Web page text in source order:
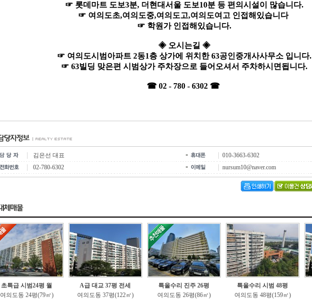
☞ 롯데마트 도보3분, 더현대서울 도보10분 등 편의시설이 많습니다.
☞ 여의도초,여의도중,여의도고,여의도여고 인접해있습니다
☞ 학원가 인접해있습니다.
◈ 오시는길 ◈
☞ 여의도시범아파트 2동1층 상가에 위치한 63공인중개사사무소 입니다.
☞ 63빌딩 맞은편 시범상가 주차장으로 들어오셔서 주차하시면됩니다.
☎ 02 - 780 - 6302 ☎
김은선 대표
010-3663-6302
02-780-6302
nursum10@naver.com
초특급 시범24평 월
여의도동 24평(79㎡)
A급 대교 37평 전세
여의도동 37평(122㎡)
특올수리 진주 26평
여의도동 26평(86㎡)
특올수리 시범 48평
여의도동 48평(159㎡)